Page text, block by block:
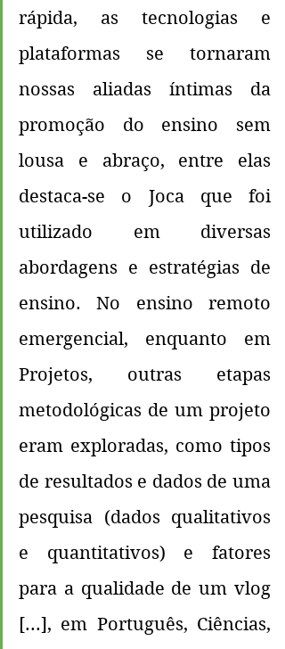
rápida, as tecnologias e
plataformas se tornaram
nossas aliadas íntimas da
promoção do ensino sem
lousa e abraço, entre elas
destaca-se o Joca que foi
utilizado em diversas
abordagens e estratégias de
ensino. No ensino remoto
emergencial, enquanto em
Projetos, outras etapas
metodológicas de um projeto
eram exploradas, como tipos
de resultados e dados de uma
pesquisa (dados qualitativos
e quantitativos) e fatores
para a qualidade de um vlog
[...], em Português, Ciências,